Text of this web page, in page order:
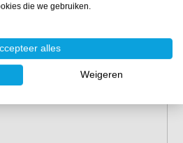
die we gebruiken.
alles
Weigeren